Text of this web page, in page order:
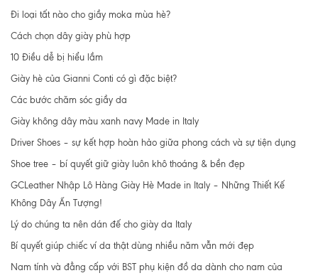
Đi loại tất nào cho giầy moka mùa hè?
Cách chọn dây giày phù hợp
10 Điều dễ bị hiểu lầm
Giày hè của Gianni Conti có gì đặc biệt?
Các bước chăm sóc giầy da
Giày không dây màu xanh navy Made in Italy
Driver Shoes – sự kết hợp hoàn hảo giữa phong cách và sự tiện dụng
Shoe tree – bí quyết giữ giày luôn khô thoáng & bền đẹp
GCLeather Nhập Lô Hàng Giày Hè Made in Italy – Những Thiết Kế
Không Dây Ấn Tượng!
Lý do chúng ta nên dán đế cho giày da Italy
Bí quyết giúp chiếc ví da thật dùng nhiều năm vẫn mới đẹp
Nam tính và đẳng cấp với BST phụ kiện đồ da dành cho nam của